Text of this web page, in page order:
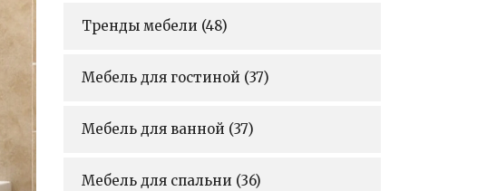
Тренды мебели (48)
Мебель для гостиной (37)
Мебель для ванной (37)
Мебель для спальни (36)